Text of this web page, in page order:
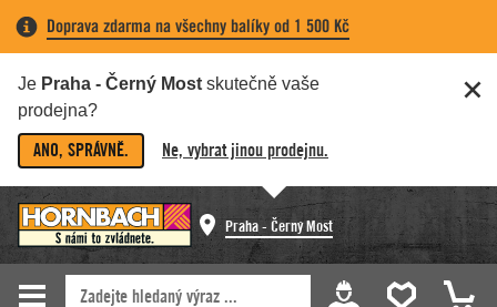
Doprava zdarma na všechny balíky od 1 500 Kč
Je Praha - Černý Most skutečně vaše
prodejna?
ANO, SPRÁVNĚ. Ne, vybrat jinou prodejnu.
Praha - Černý Most